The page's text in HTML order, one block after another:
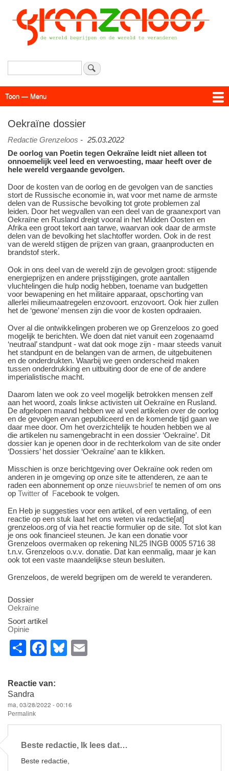
Overslaan
en
naar
de
Zoeken
Menu
Toon — Menu
Oekraïne dossier
Redactie Grenzeloos - 25.03.2022
De oorlog van Poetin tegen Oekraïne leidt niet alleen tot
onnoemelijk veel leed en verwoesting, maar heeft over de
hele wereld vergaande gevolgen.
Door de kosten van de oorlog en de gevolgen van de sancties
stort de Russische economie in, wat voor met name de armste
delen van de Russische bevolking tot grote problemen zal
leiden. Door het wegvallen van een deel van de graanexport van
Oekraïne en Rusland dreigt vooral in het Midden Oosten en
Afrika een groot tekort aan tarwe, waarvan ook daar de armste
delen van de bevolking het slachtoffer worden. Ook in de rest
van de wereld stijgen de prijzen van graan, graanproducten en
brandstof sterk.
Ook in ons deel van de wereld zijn de gevolgen groot: stijgende
energieprijzen en andere prijsstijgingen, grote aantallen
vluchtelingen die hulp nodig hebben, toename van budgetten
voor bewapening en het militaire apparaat, opschorting van
allerlei milieumaatregelen enzovoort. enzovoort. Ook hier zullen
het de ‘gewone’ mensen zijn die voor de kosten opdraaien.
Over al die ontwikkelingen proberen we op Grenzeloos zo goed
mogelijk te berichten. We doen dat niet vanuit een zogenaamd
‘neutraal’ standpunt - wat dat ook moge zijn - maar steeds vanuit
het standpunt en de belangen van de armen, de uitgebuitenen
en de onderdrukten. Waarbij we geen onderscheid maken
tussen onderdrukking en uitbuiting door de ene of de andere
imperialistische macht.
Daarom laten we ook zo veel mogelijk betrokken mensen zelf
aan het woord, zoals linkse activisten uit Oekraïne en Rusland.
De afgelopen maand hebben we al veel artikelen over de oorlog
en de gevolgen ervan gepubliceerd en de komende tijd gaan we
daar mee door. Om het overzichtelijk te houden hebben we al
die artikelen nu samengebracht in een dossier ‘Oekraïne’. Dit
dossier kan je openen door in de rechterkolom van de site onder
‘Dossiers’ het dossier ‘Oekraïne’ aan te klikken.
Misschien is onze berichtgeving over Oekraïne ook reden om
anderen in je omgeving op onze site te attenderen, ze aan te
raden een abonnement op onze nieuwsbriefte nemen of om ons
op Twitter of Facebook te volgen.
En Heb je suggesties voor een artikel, of een vertaling, of een
reactie op een stuk laat het ons weten via redactie[at]
grenzeloos.org of via het reactie formulier op de site. Tot slot kan
je ons ook financieel steunen. Je kan een donatie voor
Grenzeloos overmaken op rekening NL25 INGB 0005 5716 38
t.n.v. Grenzeloos o.v.v. donatie. Dat kan eenmalig, maar je kan
ook tot een vaste maandelijkse steun besluiten.
Grenzeloos, de wereld begrijpen om de wereld te veranderen.
Dossier
Oekraïne
Soort artikel
Opinie
S
ar
e
F
c
b
o
o
k
Bl
y
Reactie van:
Sandra
ma, 03/28/2022 - 00:16
Permalink
Beste redactie, Ik lees dat…
Beste redactie,